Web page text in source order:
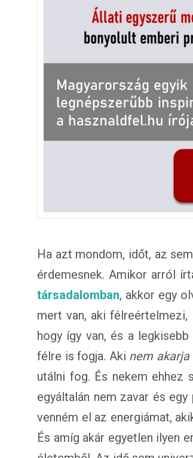
Ha azt mondom, időt, az
érdemesnek. Amikor arról
társadalomban, akkor egy
mert van, aki
hogy így van, és a
félre is fogja. Aki nem akarja
utálni fog. És nekem ehhez
egyáltalán nem zavar és
venném el az energiámat,
És amíg akár egyetlen ilyen